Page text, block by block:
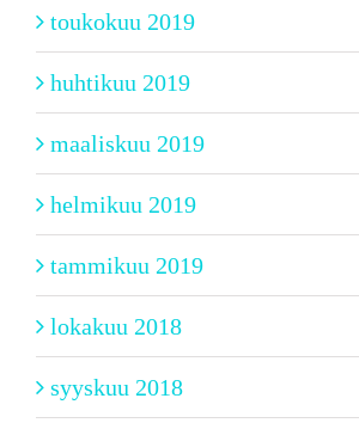
toukokuu 2019
huhtikuu 2019
maaliskuu 2019
helmikuu 2019
tammikuu 2019
lokakuu 2018
syyskuu 2018